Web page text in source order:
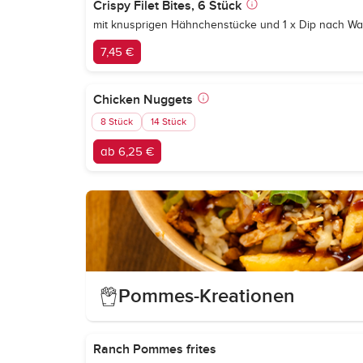
Crispy Filet Bites, 6 Stück
mit knusprigen Hähnchenstücke und 1 x Dip nach
7,45 €
Chicken Nuggets
8 Stück 14 Stück
ab 6,25 €
Pommes-Kreationen
Ranch Pommes frites